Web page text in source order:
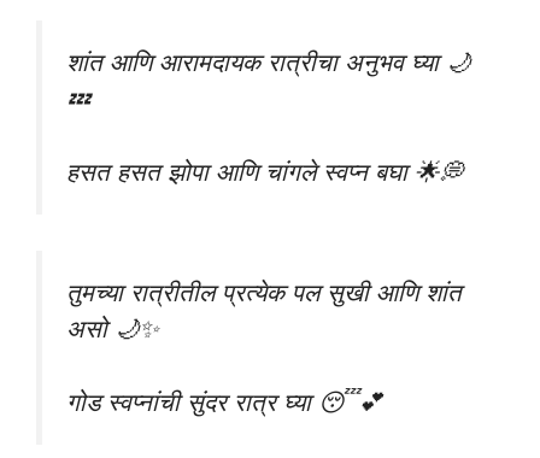
शांत आणि आरामदायक रात्रीचा अनुभव घ्या 🌙
💤
हसत हसत झोपा आणि चांगले स्वप्न बघा 🌟💭
तुमच्या रात्रीतील प्रत्येक पल सुखी आणि शांत
असो 🌙✨
गोड स्वप्नांची सुंदर रात्र घ्या 😴💕